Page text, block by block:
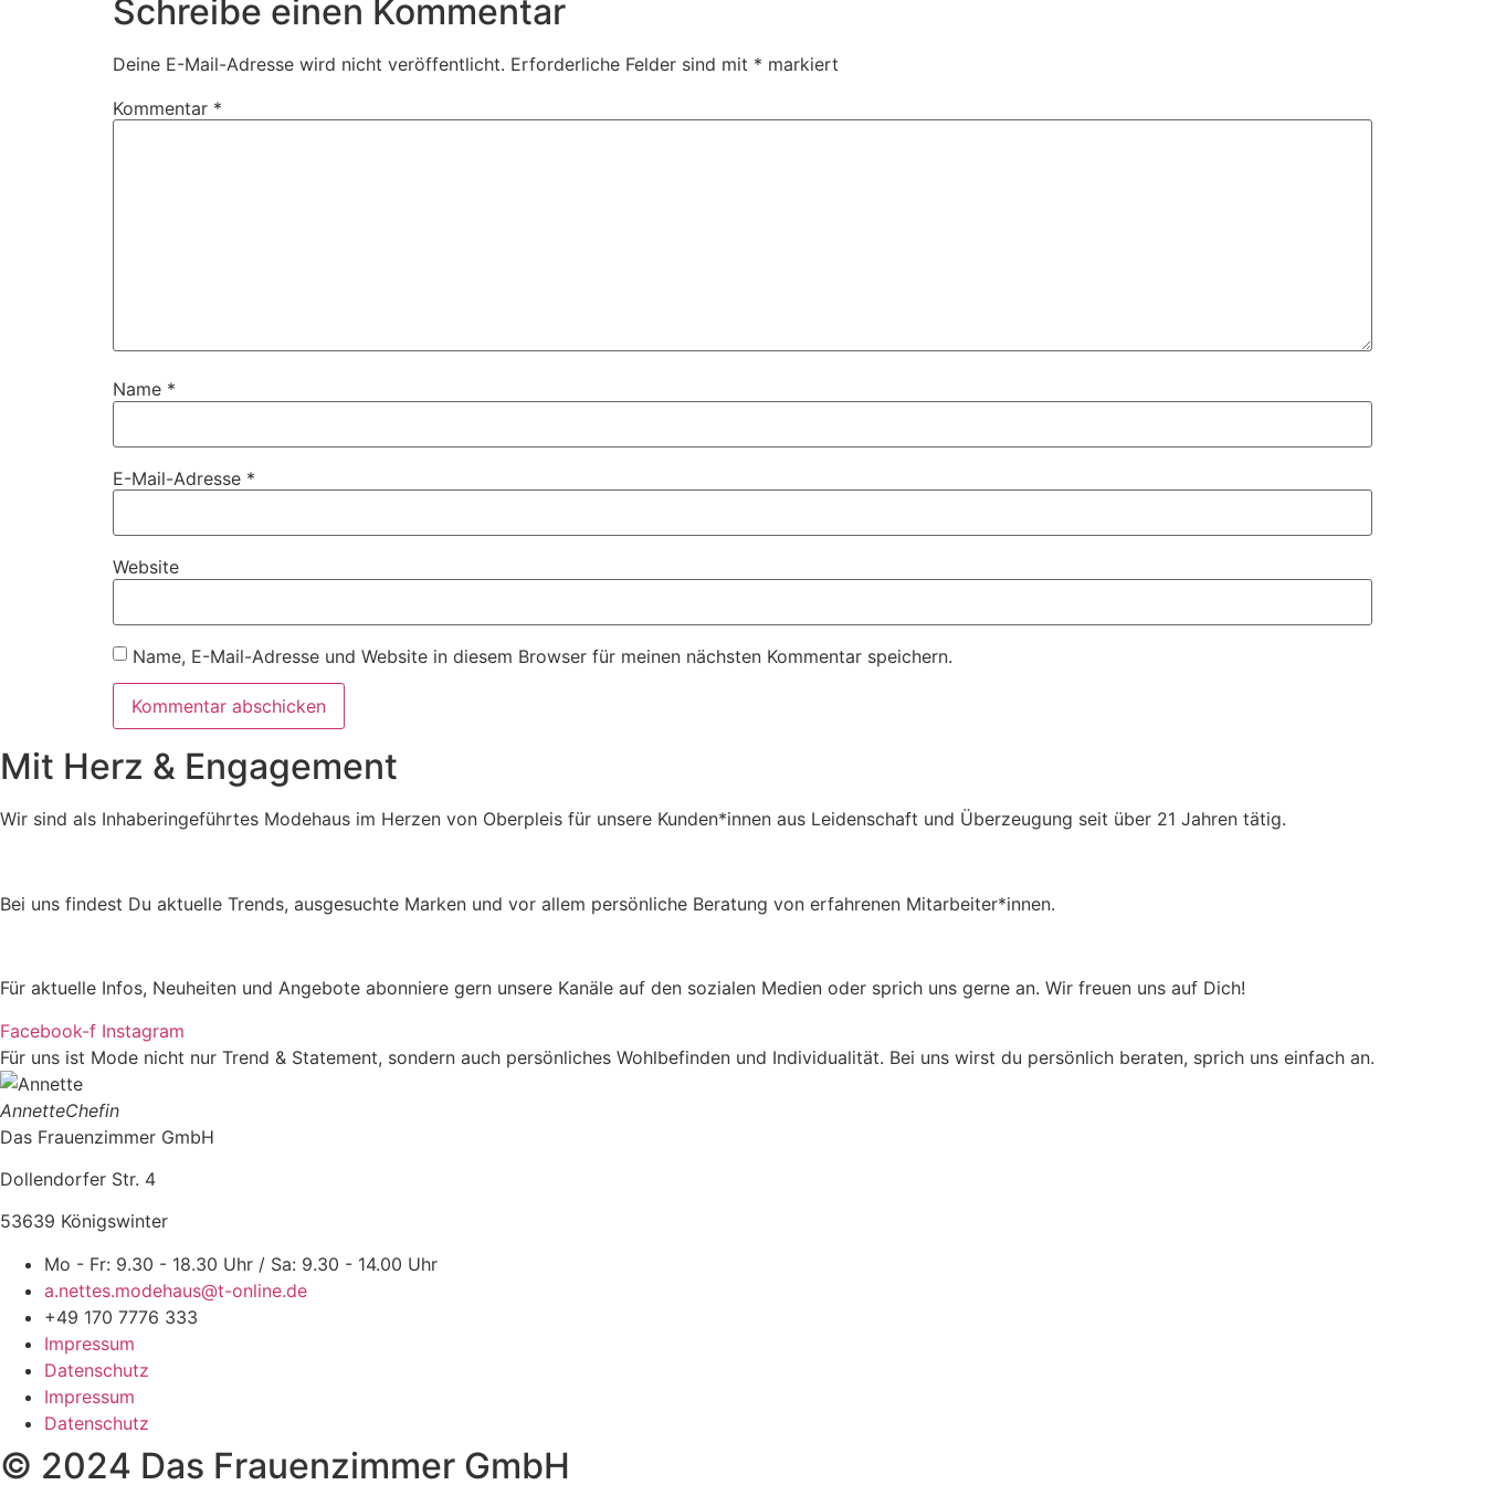
Schreibe einen Kommentar
Deine E-Mail-Adresse wird nicht veröffentlicht. Erforderliche Felder sind mit * markiert
Kommentar *
Name *
E-Mail-Adresse *
Website
Name, E-Mail-Adresse und Website in diesem Browser für meinen nächsten Kommentar speichern.
Mit Herz & Engagement
Wir sind als Inhaberingeführtes Modehaus im Herzen von Oberpleis für unsere Kunden*innen aus Leidenschaft und Überzeugung seit über 21 Jahren tätig.
Bei uns findest Du aktuelle Trends, ausgesuchte Marken und vor allem persönliche Beratung von erfahrenen Mitarbeiter*innen.
Für aktuelle Infos, Neuheiten und Angebote abonniere gern unsere Kanäle auf den sozialen Medien oder sprich uns gerne an. Wir freuen uns auf Dich!
Facebook-f Instagram
Für uns ist Mode nicht nur Trend & Statement, sondern auch persönliches Wohlbefinden und Individualität. Bei uns wirst du persönlich beraten, sprich uns einfach an.
AnnetteChefin
Das Frauenzimmer GmbH
Dollendorfer Str. 4
53639 Königswinter
Mo - Fr: 9.30 - 18.30 Uhr / Sa: 9.30 - 14.00 Uhr
a.nettes.modehaus@t-online.de
+49 170 7776 333
Impressum
Datenschutz
Impressum
Datenschutz
© 2024 Das Frauenzimmer GmbH